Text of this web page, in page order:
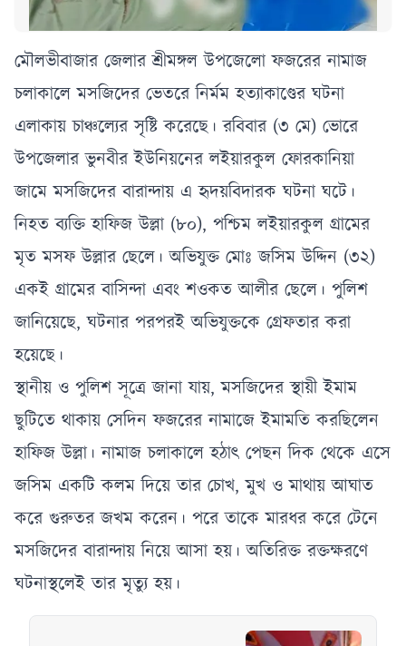
মৌলভীবাজার জেলার শ্রীমঙ্গল উপজেলাে ফজরের নামাজ
চলাকালে মসজিদের ভেতরে নির্মম হত্যাকাণ্ডের ঘটনা
এলাকায় চাঞ্চল্যের সৃষ্টি করেছে। রবিবার (৩ মে) ভোরে
উপজেলার ভুনবীর ইউনিয়নের লইয়ারকুল ফোরকানিয়া
জামে মসজিদের বারান্দায় এ হৃদয়বিদারক ঘটনা ঘটে।
নিহত ব্যক্তি হাফিজ উল্লা (৮০), পশ্চিম লইয়ারকুল গ্রামের
মৃত মসফ উল্লার ছেলে। অভিযুক্ত মোঃ জসিম উদ্দিন (৩২)
একই গ্রামের বাসিন্দা এবং শওকত আলীর ছেলে। পুলিশ
জানিয়েছে, ঘটনার পরপরই অভিযুক্তকে গ্রেফতার করা
হয়েছে।
স্থানীয় ও পুলিশ সূত্রে জানা যায়, মসজিদের স্থায়ী ইমাম
ছুটিতে থাকায় সেদিন ফজরের নামাজে ইমামতি করছিলেন
হাফিজ উল্লা। নামাজ চলাকালে হঠাৎ পেছন দিক থেকে এসে
জসিম একটি কলম দিয়ে তার চোখ, মুখ ও মাথায় আঘাত
করে গুরুতর জখম করেন। পরে তাকে মারধর করে টেনে
মসজিদের বারান্দায় নিয়ে আসা হয়। অতিরিক্ত রক্তক্ষরণে
ঘটনাস্থলেই তার মৃত্যু হয়।